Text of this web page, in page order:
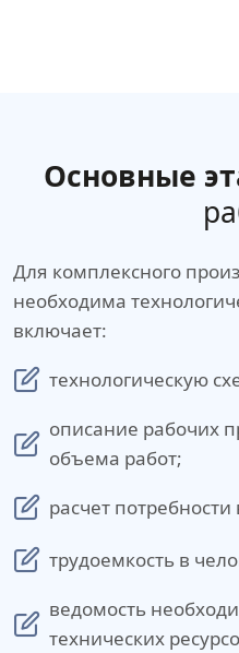
Основные
Для комплексного
необходима
включает:
технологическую
описание рабочих
объема работ;
расчет
трудоемкость в
ведомость
технических